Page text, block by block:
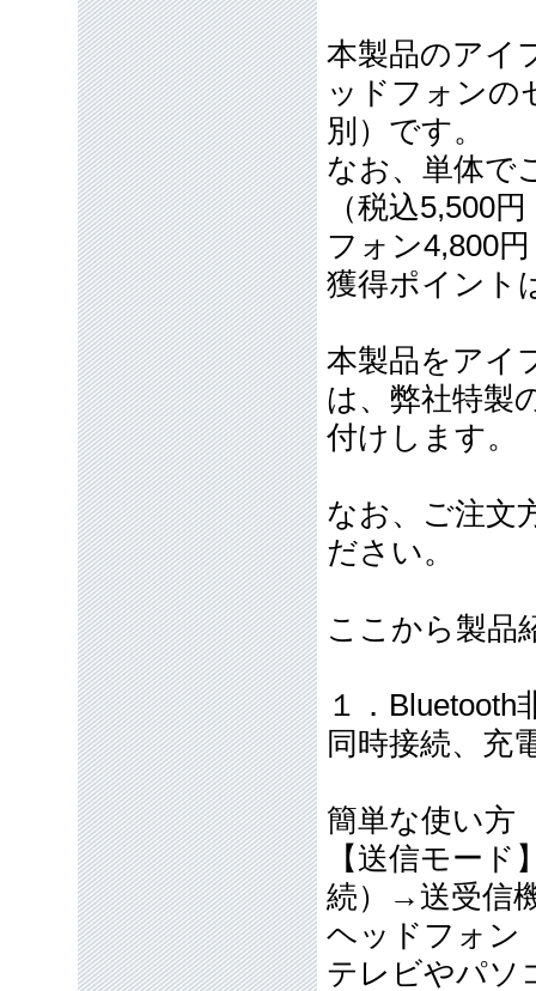
本製品のアイ
ッドフォンの
別）です。
なお、単体で
（税込5,500
フォン4,800
獲得ポイント
本製品をアイ
は、弊社特製
付けします。
なお、ご注文
ださい。
ここから製品
１．
同時接続、充
簡単な使い方
【送信モー
続）→送受信
ヘッドフォン
テレビやパソ